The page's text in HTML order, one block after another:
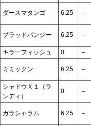
ダースマタンゴ 6.25 －
ブラッドパンジー 6.25 －
キラーフィッシュ
0 －
ミミックン 6.25 －
シャドウＸ１（ラ
ンディ）
0 －
ガラシャラム 6.25 －